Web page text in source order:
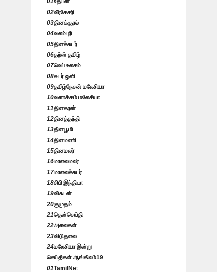
01உதயன்
02வீரகேசரி
03தினக்குரல்
04வலம்புரி
05தினச்சுடர்
06தற்ஸ் தமிழ்
07வெப் உலகம்
08சுடர் ஒளி
09தமிழ்நேசன் மலேசியா
10வணக்கம் மலேசியா
11தினகரன்
12தினத்தந்தி
13தினபூமி
14தினமணி
15தினமலர்
16மாலைமலர்
17மாலைச்சுடர்
18சிபி இந்தியா
19விகடன்
20குமுதம்
21தென்செய்தி
22அலைகள்
23விடுதலை
24மலேசியா இன்று
செய்திகள் ஆங்கிலம்19
01TamilNet